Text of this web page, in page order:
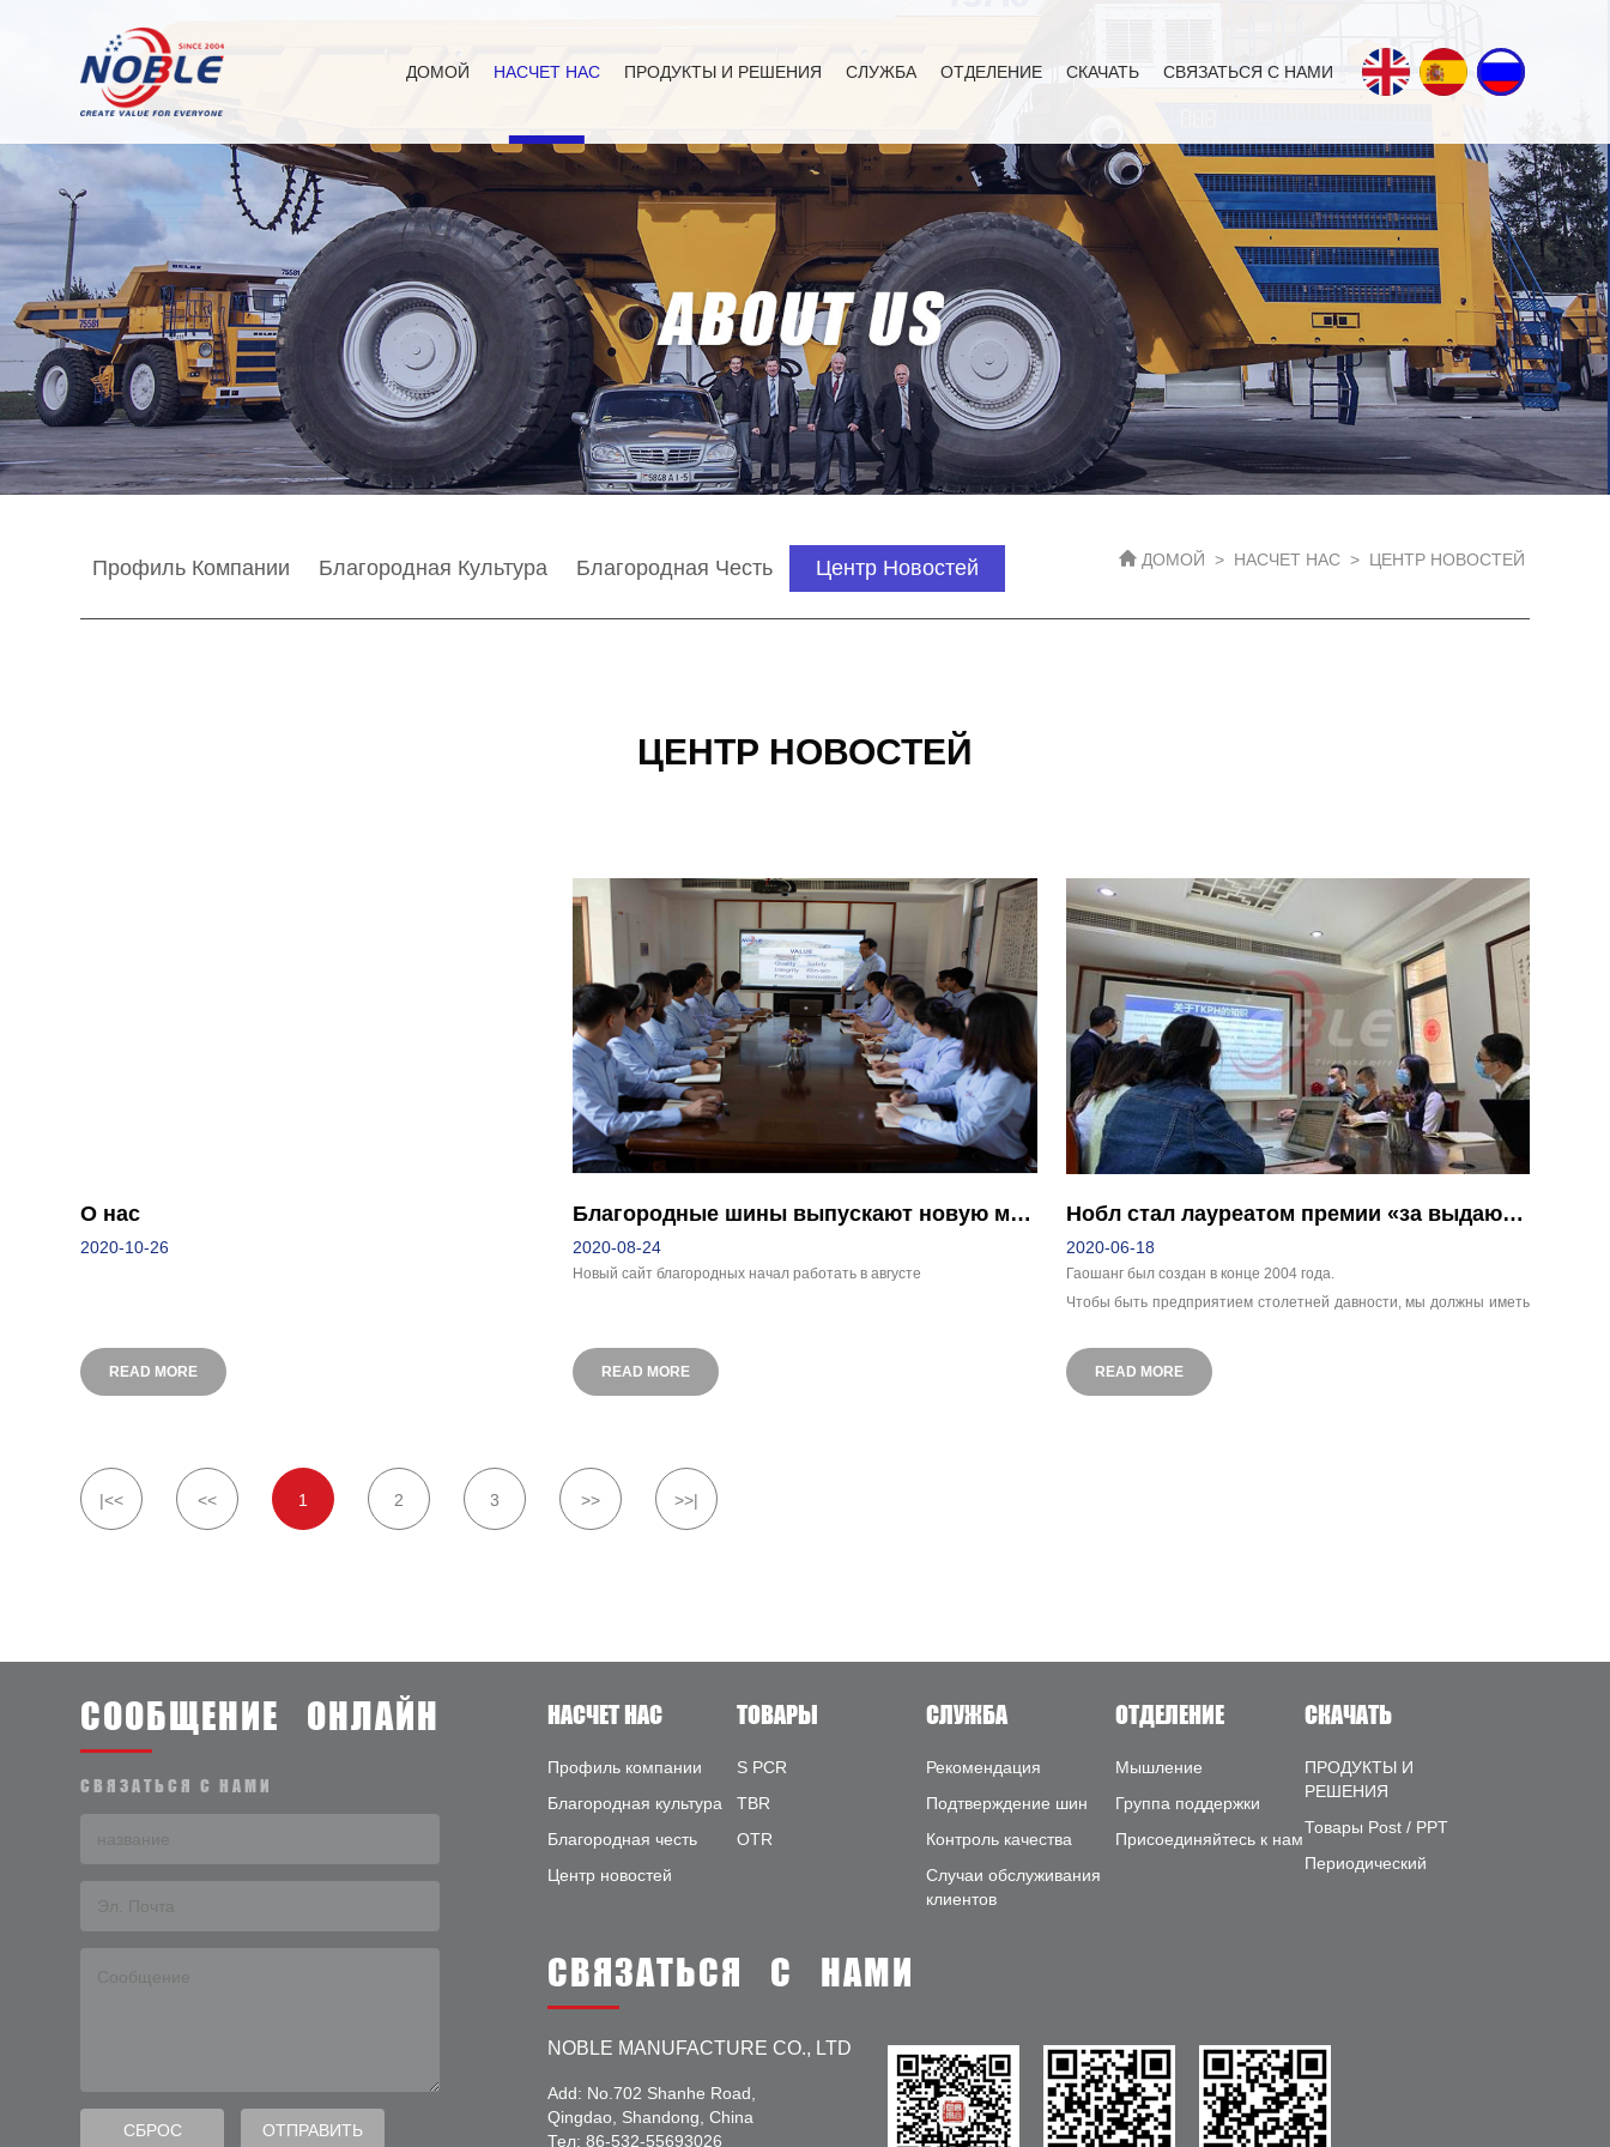
ДОМОЙ НАСЧЕТ НАС ПРОДУКТЫ И РЕШЕНИЯ СЛУЖБА ОТДЕЛЕНИЕ СКАЧАТЬ СВЯЗАТЬСЯ С НАМИ
Профиль Компании Благородная Культура Благородная Честь Центр Новостей ДОМОЙ > НАСЧЕТ НАС > ЦЕНТР НОВОСТЕЙ
ЦЕНТР НОВОСТЕЙ
О нас
2020-10-26
READ MORE
Благородные шины выпускают новую миссию компании
2020-08-24
Новый сайт благородных начал работать в августе
READ MORE
Нобл стал лауреатом премии «за выдающийся вклад в борьбу с вирусом кронавируса 2020»
2020-06-18
Гаошанг был создан в конце 2004 года.
Чтобы быть предприятием столетней давности, мы должны иметь
READ MORE
|<< << 1 2 3 >> >>|
СООБЩЕНИЕ ОНЛАЙН
СВЯЗАТЬСЯ С НАМИ
НАСЧЕТ НАС
Профиль компании
Благородная культура
Благородная честь
Центр новостей
ТОВАРЫ
S PCR
TBR
OTR
СЛУЖБА
Рекомендация
Подтверждение шин
Контроль качества
Случаи обслуживания
клиентов
ОТДЕЛЕНИЕ
Мышление
Группа поддержки
Присоединяйтесь к нам
СКАЧАТЬ
ПРОДУКТЫ И
РЕШЕНИЯ
Товары Post / PPT
Периодический
СВЯЗАТЬСЯ С НАМИ
NOBLE MANUFACTURE CO., LTD
Add: No.702 Shanhe Road,
Qingdao, Shandong, China
Тел: 86-532-55693026